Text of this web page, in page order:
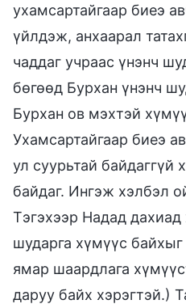
ухамсартайгаар биеэ
үйлдэж, анхаарал
чаддаг учраас үнэнч
бөгөөд Бурхан үнэнч
Бурхан ов мэхтэй
Ухамсартайгаар биеэ
ул суурьтай байдаггүй
байдаг. Ингэж хэлбэл
Тэгэхээр Надад дахиад
шударга хүмүүс
ямар шаардлага
даруу байх хэрэгтэй.)